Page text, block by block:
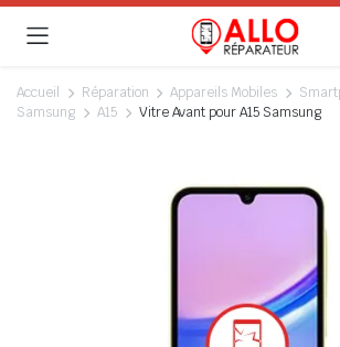
Accueil Réparation Appareils Mobiles
Samsung
A15 Vitre Avant pour A15 Samsung